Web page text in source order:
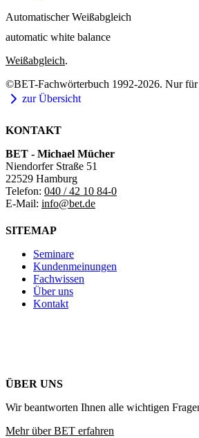
Automatischer Weißabgleich
automatic white balance
Weißabgleich.
©BET-Fachwörterbuch 1992-2026. Nur für
zur Übersicht
KONTAKT
BET - Michael Mücher
Niendorfer Straße 51
22529 Hamburg
Telefon: 040 / 42 10 84-0
E-Mail: info@bet.de
SITEMAP
Seminare
Kundenmeinungen
Fachwissen
Über uns
Kontakt
ÜBER UNS
Wir beantworten Ihnen alle wichtigen
Mehr über BET erfahren